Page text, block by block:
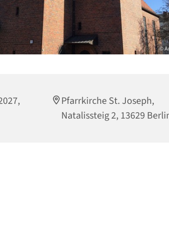
©
Pfarrkirche St. Joseph,
Natalissteig 2, 13629